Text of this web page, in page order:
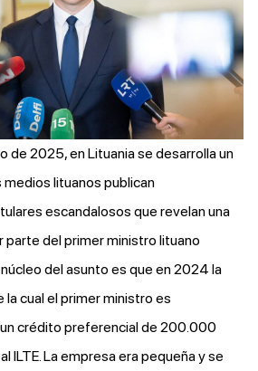
de 2025, en Lituania se desarrolla un
medios lituanos publican
escandalosos que revelan una
parte del primer ministro lituano
del asunto es que en 2024 la
cual el primer ministro es
crédito preferencial de 200.000
ILTE. La empresa era pequeña y se